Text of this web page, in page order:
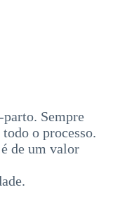
parto. Sempre
o processo.
de um valor